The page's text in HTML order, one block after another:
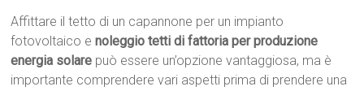
Affittare il tetto di un capannone per un impianto
fotovoltaico enoleggio tetti di fattoria per produzione
energia solare può essere un’opzione vantaggiosa, ma è
importante comprendere vari aspetti prima di prendere una